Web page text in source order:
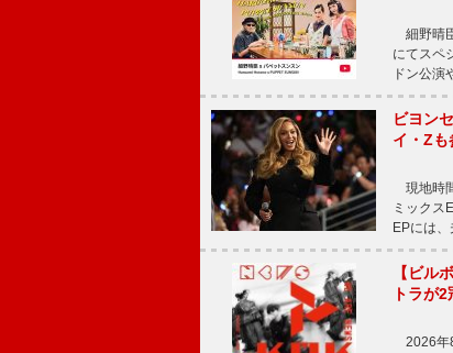
細野晴
にてスペ
ドン公
ビヨン
イ・Zも
現地時
ミック
EPには
【ビル
トラが
2026年